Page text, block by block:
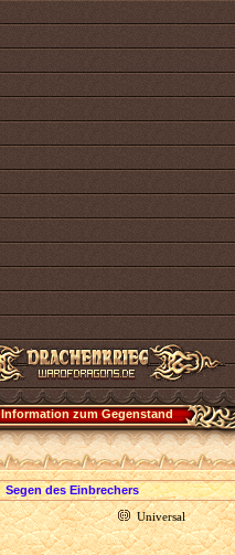
Information zum Gegenstand
Segen des Einbrechers
Universal